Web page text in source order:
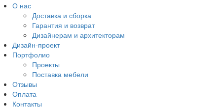
О нас
Доставка и сборка
Гарантия и возврат
Дизайнерам и архитекторам
Дизайн-проект
Портфолио
Проекты
Поставка мебели
Отзывы
Оплата
Контакты